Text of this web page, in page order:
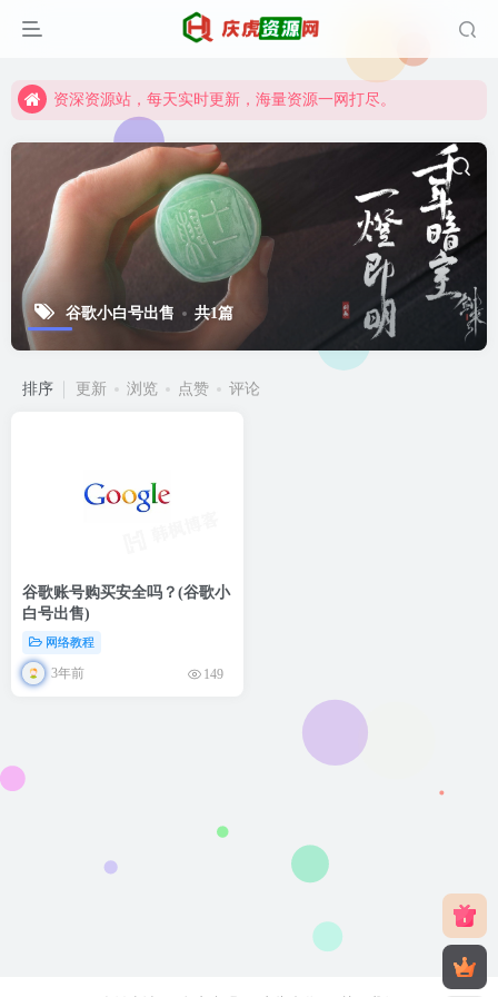
资深资源站，每天实时更新，海量资源一网打尽。
【启明网】找项目 + 低成本创业 + 减少信息差 + 见识各种项目 + 提升网创认知。
资深资源站，每天实时更新，海量资源一网打尽。
【启明网】找项目 + 低成本创业 + 减少信息差 + 见识各种项目 + 提升网创认知。
谷歌小白号出售 共1篇
排序 更新 浏览 点赞 评论
谷歌账号购买安全吗？(谷歌小
白号出售)
网络教程
3年前 149